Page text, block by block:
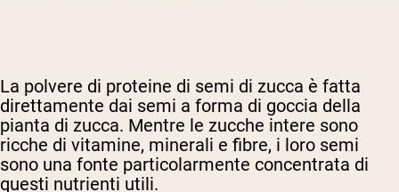
La polvere di proteine di semi di zucca è fatta
direttamente dai semi a forma di goccia della
pianta di zucca. Mentre le zucche intere sono
ricche di vitamine, minerali e fibre, i loro semi
sono una fonte particolarmente concentrata di
questi nutrienti utili.